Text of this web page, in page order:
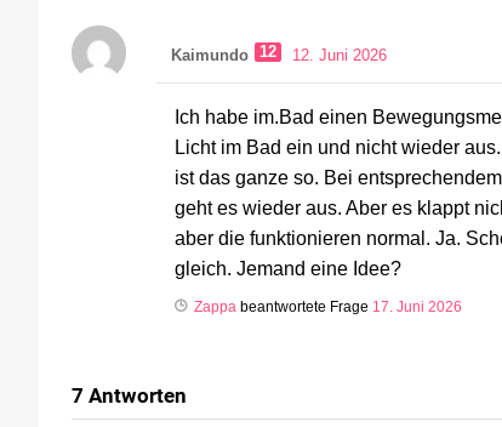
Kaimundo 12 12. Juni 2026
Ich habe im.Bad einen
Licht im Bad ein und nicht wieder
ist das ganze so. Bei
geht es wieder aus. Aber es klappt
aber die funktionieren normal. Ja.
gleich. Jemand eine Idee?
Zappa beantwortete Frage 17. Juni 2026
7 Antworten